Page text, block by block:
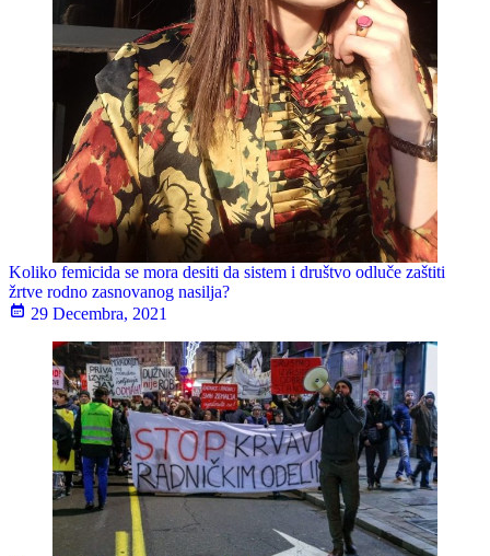
Koliko femicida se mora desiti da sistem i društvo odluče zaštiti
žrtve rodno zasnovanog nasilja?
29 Decembra, 2021